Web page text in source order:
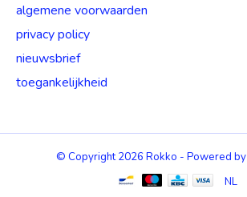
algemene voorwaarden
privacy policy
nieuwsbrief
toegankelijkheid
© Copyright 2026 Rokko - Powered by
NL